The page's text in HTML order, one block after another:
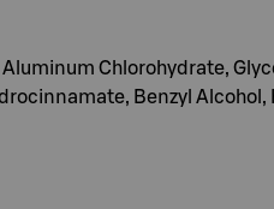
Chlorohydrate,
Benzyl Alcohol,